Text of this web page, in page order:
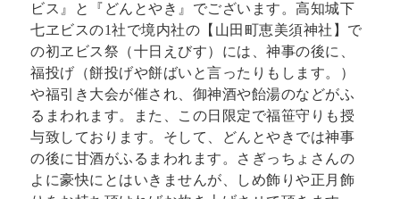
ビス』と『どんとやき』でございます。高知城下
七ヱビスの1社で境内社の【山田町恵美須神社】で
の初ヱビス祭（十日えびす）には、神事の後に、
福投げ（餅投げや餅ばいと言ったりもします。）
や福引き大会が催され、御神酒や飴湯のなどがふ
るまわれます。また、この日限定で福笹守りも授
与致しております。そして、どんとやきでは神事
の後に甘酒がふるまわれます。さぎっちょさんの
よに豪快にとはいきませんが、しめ飾りや正月飾